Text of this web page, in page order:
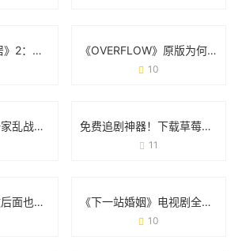
《交换:完美的邻居》2：当「身份互换」撞上「鸡毛蒜皮」 《OVERFLOW》原版为何让人念念不忘？从争议到经典的真相
10
家庭闹翻天！《一家乱战第07集》剧情亮点全梳理 免费追剧神器！下载草莓视频APP的正确方式与避坑指南
11
当三龙入菊互攻攻后面也有：一场网络热梗的狂欢与边界讨论 《下一站婚姻》电视剧全集免费观看：都市情感剧的正确打开方式
10